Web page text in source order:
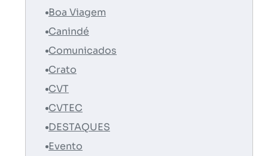
Boa Viagem
Canindé
Comunicados
Crato
CVT
CVTEC
DESTAQUES
Evento